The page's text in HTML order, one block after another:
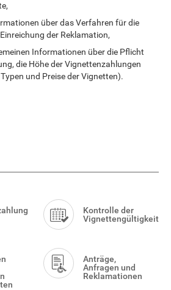
über das Verfahren für die
der Reklamation,
Informationen über die Pflicht
die Höhe der Vignettenzahlungen
und Preise der Vignetten).
Kontrolle der
Vignettengültigkeit
Anträge,
Anfragen und
Reklamationen